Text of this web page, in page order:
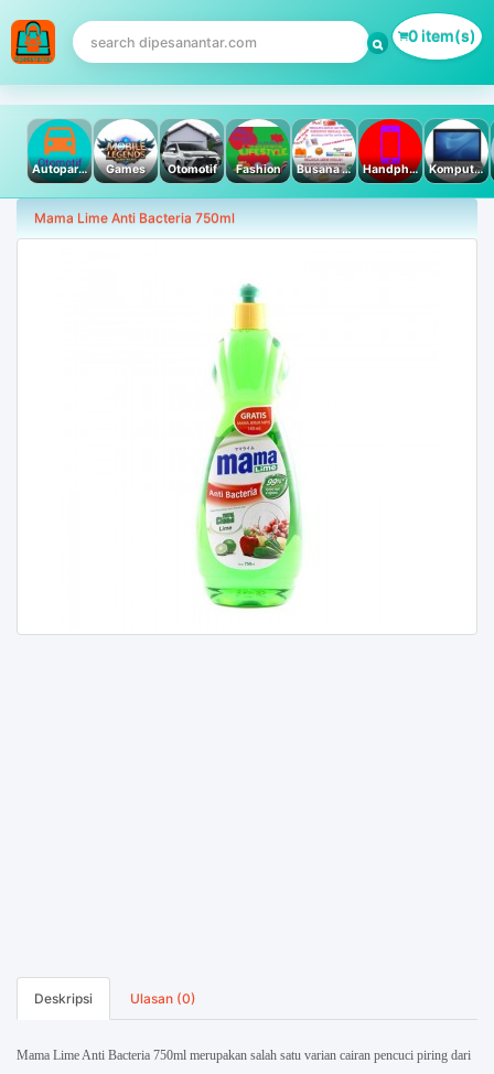
0 item(s)
Autoparts Games Otomotif Fashion Busana Muslim Handphone & Tablet Komputer PC & Laptop
Mama Lime Anti Bacteria 750ml
Deskripsi Ulasan (0)
Mama Lime Anti Bacteria 750ml merupakan salah satu varian cairan pencuci piring dari